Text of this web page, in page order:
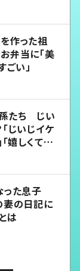
作った祖
弁当に「美
ごい」
たち じい
じいじイケ
「嬉しくて可
った息子
妻の日記に
は